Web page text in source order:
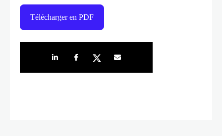
Télécharger en PDF
Share on LinkedIn
Share on Facebook
Share on TwitterShare by e-mail